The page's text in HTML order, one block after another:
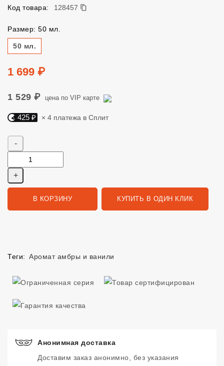
Код товара:
128457
128457
Размер: 50 мл.
Размер
50 мл.
Цена
1 699 ₽
1 529 ₽ цена по VIP карте
Яндекс Сплит. 425 руб, 4 платежа в Сплит
425 ₽ × 4 платежа в Сплит
В КОРЗИНУ КУПИТЬ В ОДИН КЛИК
Теги: Аромат амбры и ванили
Анонимная доставка
Доставим заказ анонимно, без указания